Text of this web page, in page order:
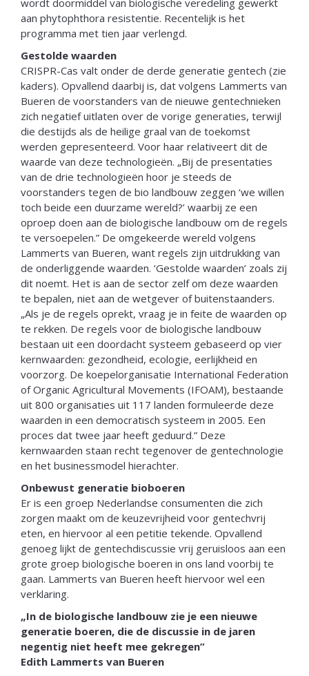
wordt doormiddel van biologische veredeling gewerkt
aan phytophthora resistentie. Recentelijk is het
programma met tien jaar verlengd.
Gestolde waarden
CRISPR-Cas valt onder de derde generatie gentech (zie
kaders). Opvallend daarbij is, dat volgens Lammerts van
Bueren de voorstanders van de nieuwe gentechnieken
zich negatief uitlaten over de vorige generaties, terwijl
die destijds als de heilige graal van de toekomst
werden gepresenteerd. Voor haar relativeert dit de
waarde van deze technologieën. „Bij de presentaties
van de drie technologieën hoor je steeds de
voorstanders tegen de bio landbouw zeggen ‘we willen
toch beide een duurzame wereld?’ waarbij ze een
oproep doen aan de biologische landbouw om de regels
te versoepelen.” De omgekeerde wereld volgens
Lammerts van Bueren, want regels zijn uitdrukking van
de onderliggende waarden. ‘Gestolde waarden’ zoals zij
dit noemt. Het is aan de sector zelf om deze waarden
te bepalen, niet aan de wetgever of buitenstaanders.
„Als je de regels oprekt, vraag je in feite de waarden op
te rekken. De regels voor de biologische landbouw
bestaan uit een doordacht systeem gebaseerd op vier
kernwaarden: gezondheid, ecologie, eerlijkheid en
voorzorg. De koepelorganisatie International Federation
of Organic Agricultural Movements (IFOAM), bestaande
uit 800 organisaties uit 117 landen formuleerde deze
waarden in een democratisch systeem in 2005. Een
proces dat twee jaar heeft geduurd.” Deze
kernwaarden staan recht tegenover de gentechnologie
en het businessmodel hierachter.
Onbewust generatie bioboeren
Er is een groep Nederlandse consumenten die zich
zorgen maakt om de keuzevrijheid voor gentechvrij
eten, en hiervoor al een petitie tekende. Opvallend
genoeg lijkt de gentechdiscussie vrij geruisloos aan een
grote groep biologische boeren in ons land voorbij te
gaan. Lammerts van Bueren heeft hiervoor wel een
verklaring.
„In de biologische landbouw zie je een nieuwe
generatie boeren, die de discussie in de jaren
negentig niet heeft mee gekregen”
Edith Lammerts van Bueren